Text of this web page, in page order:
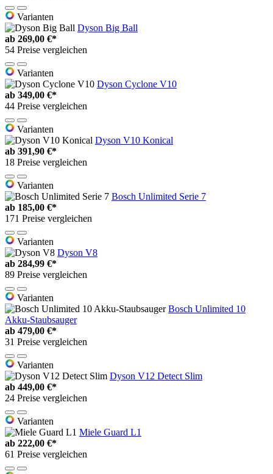
Varianten
Dyson Big Ball
ab 269,00 €*
54 Preise vergleichen
Varianten
Dyson Cyclone V10
ab 349,00 €*
44 Preise vergleichen
Varianten
Dyson V10 Konical
ab 391,90 €*
18 Preise vergleichen
Varianten
Bosch Unlimited Serie 7
ab 185,00 €*
171 Preise vergleichen
Varianten
Dyson V8
ab 284,99 €*
89 Preise vergleichen
Varianten
Bosch Unlimited 10
Akku-Staubsauger
ab 479,00 €*
31 Preise vergleichen
Varianten
Dyson V12 Detect Slim
ab 449,00 €*
24 Preise vergleichen
Varianten
Miele Guard L1
ab 222,00 €*
61 Preise vergleichen